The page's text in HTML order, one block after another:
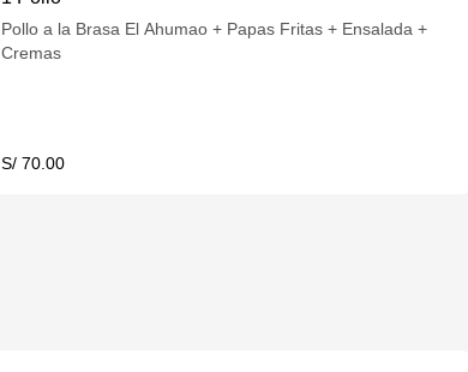
Pollo a la Brasa El Ahumao + Papas Fritas + Ensalada +
Cremas
S/ 70.00